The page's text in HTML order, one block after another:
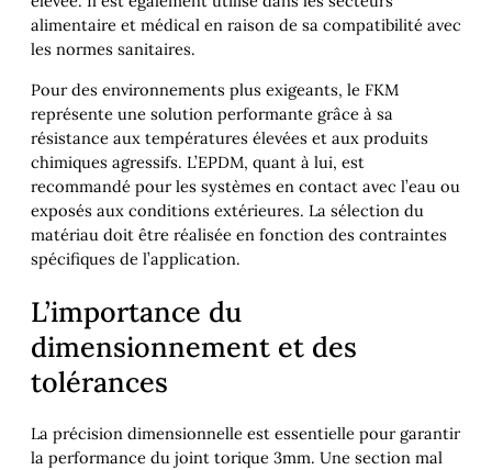
alimentaire et médical en raison de sa compatibilité avec
les normes sanitaires.
Pour des environnements plus exigeants, le FKM
représente une solution performante grâce à sa
résistance aux températures élevées et aux produits
chimiques agressifs. L’EPDM, quant à lui, est
recommandé pour les systèmes en contact avec l’eau ou
exposés aux conditions extérieures. La sélection du
matériau doit être réalisée en fonction des contraintes
spécifiques de l’application.
L’importance du
dimensionnement et des
tolérances
La précision dimensionnelle est essentielle pour garantir
la performance du joint torique 3mm. Une section mal